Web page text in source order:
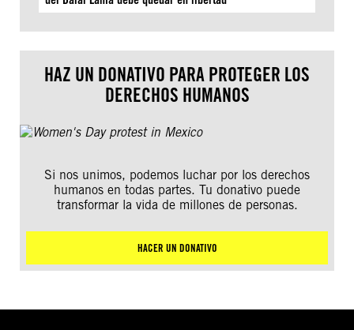
HAZ UN DONATIVO PARA PROTEGER LOS
DERECHOS HUMANOS
Si nos unimos, podemos luchar por los derechos
humanos en todas partes. Tu donativo puede
transformar la vida de millones de personas.
HACER UN DONATIVO